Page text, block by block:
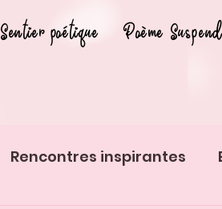
Sentier poétique Poème
Rencontres inspirantes